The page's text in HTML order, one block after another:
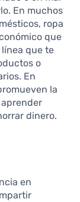
En muchos
ropa
que
que te
o
En
la
dinero.
en